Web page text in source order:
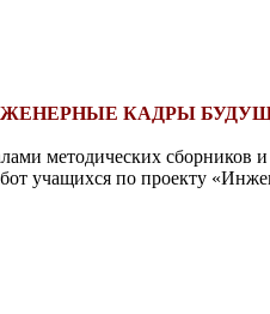
КАДРЫ
методических сборников
учащихся по проекту